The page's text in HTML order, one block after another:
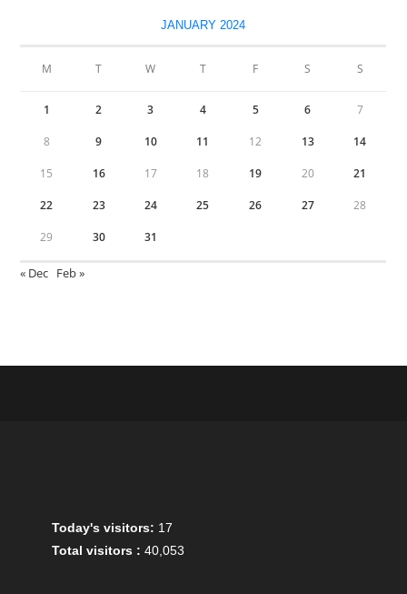
JANUARY 2024
M T W T F S S
1 2 3 4 5 6 7
8 9 10 11 12 13 14
15 16 17 18 19 20 21
22 23 24 25 26 27 28
29 30 31
« Dec Feb »
Today's visitors: 17
Total visitors :40,053